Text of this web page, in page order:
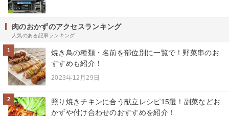
肉のおかずのアクセスランキング
人気のある記事ランキング
1
焼き鳥の種類・名前を部位別に一覧で！野菜串のお
すすめも紹介！
2023年12月29日
2
照り焼きチキンに合う献立レシピ15選！副菜などお
かずや付け合わせのおすすめを紹介！